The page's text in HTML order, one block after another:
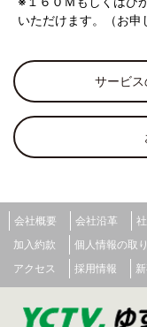
充実し
紛失
デバイスの位置情
いただけます。（お申
サービ
会社概要 会社沿革
加入約款
個人情報の取
アクセス
採用情報